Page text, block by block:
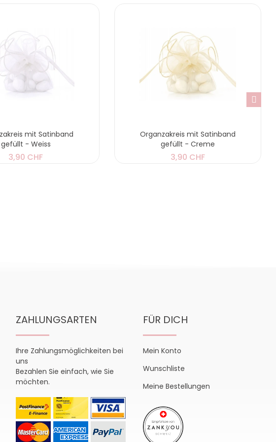
mit Satinband
gefüllt - Weiss
3,90 CHF
Organzakreis mit Satinband
gefüllt - Creme
3,90 CHF
ZAHLUNGSARTEN
Ihre Zahlungsmöglichkeiten bei
uns
Bezahlen Sie einfach, wie Sie
möchten.
FÜR DICH
Mein Konto
Wunschliste
Meine Bestellungen